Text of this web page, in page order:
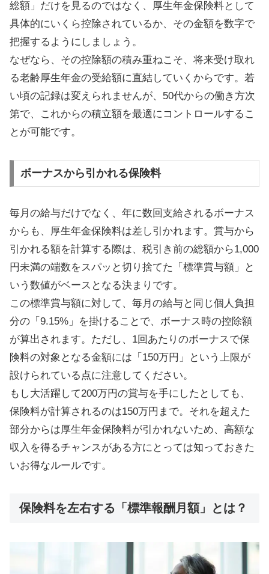
総額」だけを見るのではなく、厚生年金保険料として
具体的にいくら控除されているか、その金額を数字で
把握するようにしましょう。
なぜなら、その控除額の積み重ねこそ、将来受け取れ
る老齢厚生年金の受給額に直結していくからです。若
い頃の記録は変えられませんが、50代からの働き方次
第で、これからの積立額を最適にコントロールするこ
とが可能です。
ボーナスから引かれる保険料
毎月の給与だけでなく、年に数回支給されるボーナス
からも、厚生年金保険料は差し引かれます。賞与から
引かれる額を計算する際は、税引き前の総額から1,000
円未満の端数をスパッと切り捨てた「標準賞与額」と
いう数値がベースとなる決まりです。
この標準賞与額に対して、毎月の給与と同じ個人負担
分の「9.15%」を掛けることで、ボーナス時の控除額
が算出されます。ただし、1回あたりのボーナスで保
険料の対象となる金額には「150万円」という上限が
設けられている点に注意してください。
もし大活躍して200万円の賞与を手にしたとしても、
保険料が計算されるのは150万円まで。それを超えた
部分からは厚生年金保険料が引かれないため、高額な
収入を得るチャンスがある方にとっては知っておきた
いお得なルールです。
保険料を左右する「標準報酬月額」とは？